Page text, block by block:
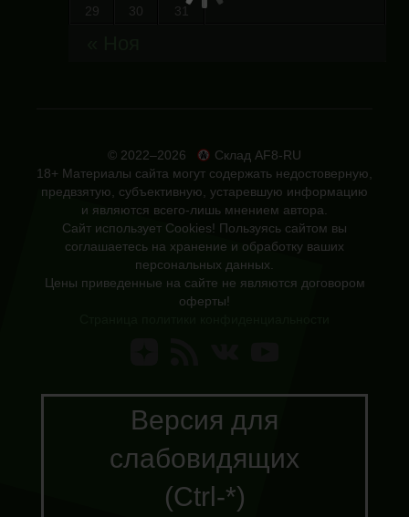
29
30 31
© 2022–2026
Склад AF8-RU
18+ Материалы сайта могут содержать недостоверную,
предвзятую, субъективную, устаревшую информацию
и являются всего-лишь мнением автора.
Сайт использует Cookies! Пользуясь сайтом вы
соглашаетесь на хранение и обработку ваших
персональных данных.
Цены приведенные на сайте не являются договором
оферты!
Версия для
слабовидящих
(Ctrl-*)